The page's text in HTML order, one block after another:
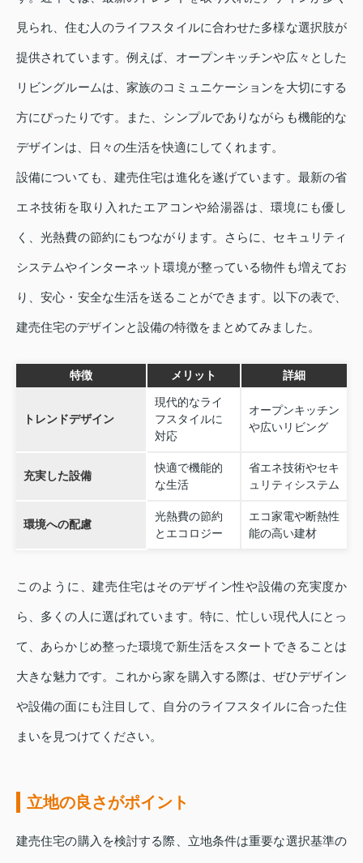
見られ、住む人のライフスタイルに合わせた多様な選択肢が
提供されています。例えば、オープンキッチンや広々とした
リビングルームは、家族のコミュニケーションを大切にする
方にぴったりです。また、シンプルでありながらも機能的な
デザインは、日々の生活を快適にしてくれます。
設備についても、建売住宅は進化を遂げています。最新の省
エネ技術を取り入れたエアコンや給湯器は、環境にも優し
く、光熱費の節約にもつながります。さらに、セキュリティ
システムやインターネット環境が整っている物件も増えてお
り、安心・安全な生活を送ることができます。以下の表で、
建売住宅のデザインと設備の特徴をまとめてみました。
特徴 メリット 詳細
トレンドデザイン
現代的なライ
フスタイルに
対応
オープンキッチン
や広いリビング
充実した設備
快適で機能的
な生活
省エネ技術やセキ
ュリティシステム
環境への配慮
光熱費の節約
とエコロジー
エコ家電や断熱性
能の高い建材
このように、建売住宅はそのデザイン性や設備の充実度か
ら、多くの人に選ばれています。特に、忙しい現代人にとっ
て、あらかじめ整った環境で新生活をスタートできることは
大きな魅力です。これから家を購入する際は、ぜひデザイン
や設備の面にも注目して、自分のライフスタイルに合った住
まいを見つけてください。
立地の良さがポイント
建売住宅の購入を検討する際、立地条件は重要な選択基準の